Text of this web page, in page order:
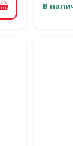
В корзину
В